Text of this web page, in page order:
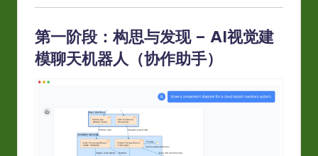
In
第一阶段：构思与发现 – AI视觉建
模聊天机器人（协作助手）